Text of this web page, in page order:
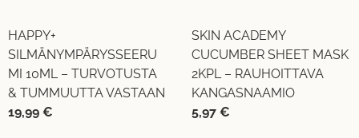
HAPPY+
SILMÄNYMPÄRYSSEERU
MI 10ML – TURVOTUSTA
& TUMMUUTTA VASTAAN
19,99 €
SKIN ACADEMY
CUCUMBER SHEET MASK
2KPL – RAUHOITTAVA
KANGASNAAMIO
5,97 €